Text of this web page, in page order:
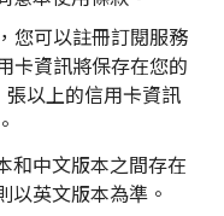
您可以註冊訂閱服務
卡資訊將保存在您的
以上的信用卡資訊
和中文版本之間存在
以英文版本為準。